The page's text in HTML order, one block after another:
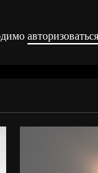
авторизоваться